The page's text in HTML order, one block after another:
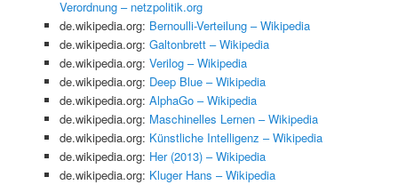
Verordnung – netzpolitik.org
de.wikipedia.org: Bernoulli-Verteilung – Wikipedia
de.wikipedia.org: Galtonbrett – Wikipedia
de.wikipedia.org: Verilog – Wikipedia
de.wikipedia.org: Deep Blue – Wikipedia
de.wikipedia.org: AlphaGo – Wikipedia
de.wikipedia.org: Maschinelles Lernen – Wikipedia
de.wikipedia.org: Künstliche Intelligenz – Wikipedia
de.wikipedia.org: Her (2013) – Wikipedia
de.wikipedia.org: Kluger Hans – Wikipedia